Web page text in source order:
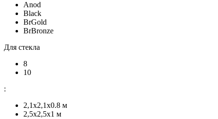
Anod
Black
BrGold
BrBronze
Для стекла
8
10
:
2,1x2,1х0.8 м
2,5x2,5х1 м